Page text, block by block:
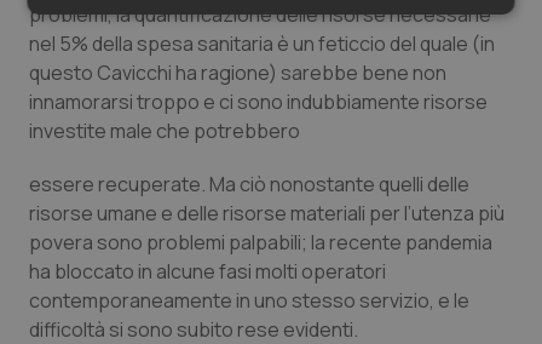
problemi, la quantificazione delle risorse necessarie
nel 5% della spesa sanitaria è un feticcio del quale (in
questo Cavicchi ha ragione) sarebbe bene non
innamorarsi troppo e ci sono indubbiamente risorse
investite male che potrebbero
essere recuperate. Ma ciò nonostante quelli delle
risorse umane e delle risorse materiali per l’utenza più
povera sono problemi palpabili; la recente pandemia
ha bloccato in alcune fasi molti operatori
contemporaneamente in uno stesso servizio, e le
difficoltà si sono subito rese evidenti.
Necessari Statistici Marketing
Necessari Statistici Marketing
I cookie necessari contribuiscono a rendere fruibile il
sito web abilitandone funzionalità di base quali la
navigazione sulle pagine e l'accesso alle aree
protette del sito. Il sito web non è in grado di
funzionare correttamente senza questi cookie.